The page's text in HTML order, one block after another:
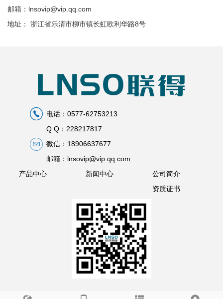
邮箱：lnsovip@vip.qq.com
地址： 浙江省乐清市柳市镇长虹欧利华路8号
电话：0577-62753213
Q Q：228217817
微信：18906637677
邮箱：lnsovip@vip.qq.com
产品中心
新闻中心
公司简介
资质证书